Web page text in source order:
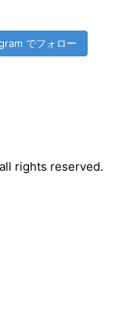
でフォロー
rights reserved.